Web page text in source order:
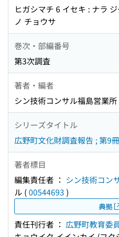
ヒガシマチ 6 イセキ : ナラ
ノ チョウサ
巻次・部編番号
第3次調査
著者・編者
シン技術コンサル福島営業
シリーズタイトル
広野町文化財調査報告 ; 第9冊
著者標目
編集責任者 ： シン技術コン
ル (00544693 )
典拠
責任刊行者 ： 広野町教育委